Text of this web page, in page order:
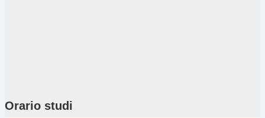
Orario studi